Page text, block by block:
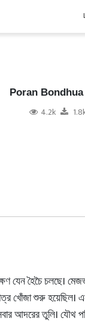
Poran
4.2k
যেন হৈচৈ চলছে।
খোঁজা শুরু হয়েছিল।
আদরের তুলি। যৌথ